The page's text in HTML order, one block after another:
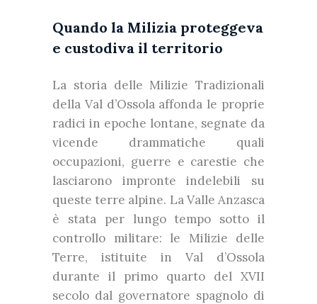
Quando la Milizia proteggeva
e custodiva il territorio
La storia delle Milizie Tradizionali
della Val d’Ossola affonda le proprie
radici in epoche lontane, segnate da
vicende drammatiche quali
occupazioni, guerre e carestie che
lasciarono impronte indelebili su
queste terre alpine. La Valle Anzasca
è stata per lungo tempo sotto il
controllo militare: le Milizie delle
Terre, istituite in Val d’Ossola
durante il primo quarto del XVII
secolo dal governatore spagnolo di